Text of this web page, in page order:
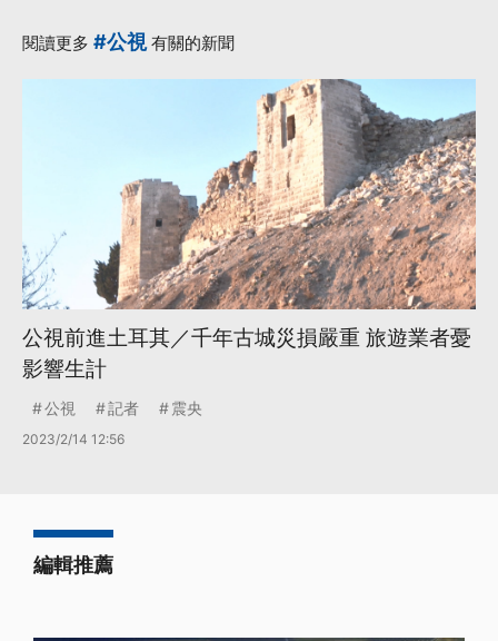
閱讀更多 #公視有關的新聞
公視前進土耳其／千年古城災損嚴重 旅遊業者憂
影響生計
公視 記者 震央
2023/2/14 12:56
編輯推薦